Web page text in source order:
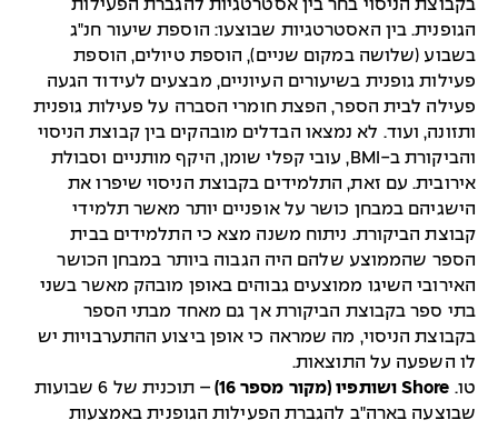
בקבוצת הניסוי בחר בין אסטרטגיות להגברת הפעילות
הגופנית. בין האסטרטגיות שבוצעו: הוספת שיעור חנ"ג
בשבוע (שלושה במקום שניים), הוספת טיולים, הוספת
פעילות גופנית בשיעורים העיוניים, מבצעים לעידוד הגעה
פעילה לבית הספר, הפצת חומרי הסברה על פעילות גופנית
ותזונה, ועוד. לא נמצאו הבדלים מובהקים בין קבוצת הניסוי
והביקורת ב-BMI, עובי קפלי שומן, היקף מותניים וסבולת
אירובית. עם זאת, התלמידים בקבוצת הניסוי שיפרו את
הישגיהם במבחן כושר על אופניים יותר מאשר תלמידי
קבוצת הביקורת. ניתוח משנה מצא כי התלמידים בבית
הספר שהממוצע שלהם היה הגבוה ביותר במבחן הכושר
האירובי השיגו ממוצעים גבוהים באופן מובהק מאשר בשני
בתי ספר בקבוצת הביקורת אך גם מאחד מבתי הספר
בקבוצת הניסוי, מה שמראה כי אופן ביצוע ההתערבויות יש
לו השפעה על התוצאות.
טו. Shore ושותפיו (מקור מספר 16)
– תוכנית של 6 שבועות
שבוצעה בארה"ב להגברת הפעילות הגופנית באמצעות